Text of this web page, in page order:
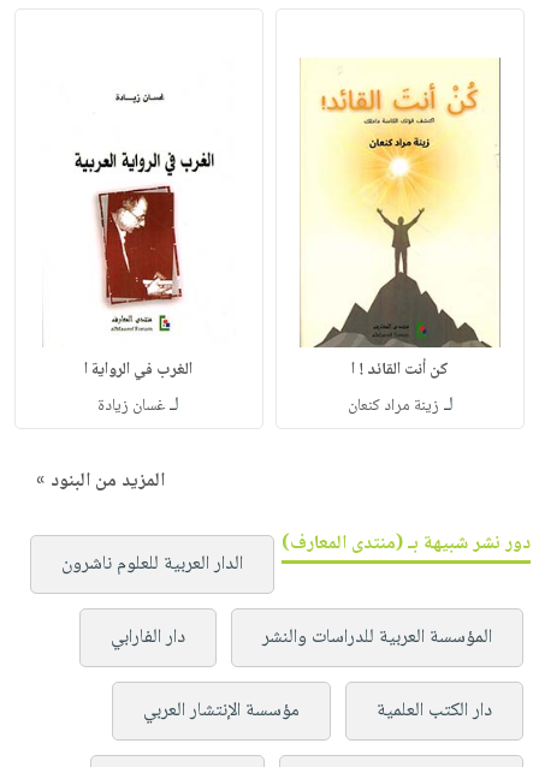
كن أنت القائد ! ا
لـ زينة مراد كنعان
الغرب في الرواية ا
لـغسان زيادة
المزيد من البنود »
دور نشر شبيهة بـ (منتدى المعارف)
الدار العربية للعلوم ناشرون
المؤسسة العربية للدراسات والنشر دار الفارابي
دار الكتب العلمية مؤسسة الإنتشار العربي